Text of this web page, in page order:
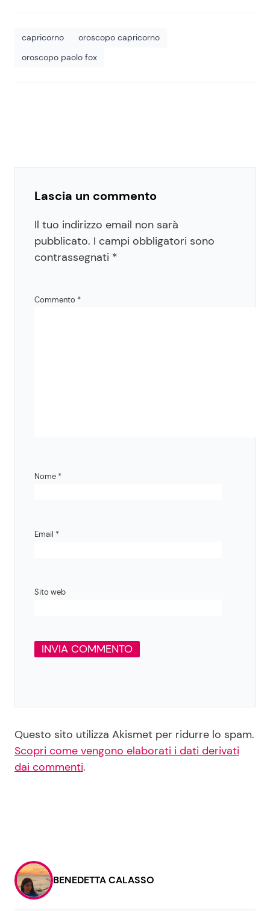
capricorno
oroscopo capricorno
oroscopo paolo fox
Lascia un commento
Il tuo indirizzo email non sarà
pubblicato. I campi obbligatori sono
contrassegnati *
Commento *
Nome *
Email *
Sito web
Questo sito utilizza Akismet per ridurre lo spam.
Scopri come vengono elaborati i dati derivati
dai commenti.
BENEDETTA CALASSO